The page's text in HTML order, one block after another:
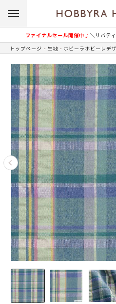
ファイナルセール開催中♪＼リバテ
トップページ 生地 ホビーラホビーレデ